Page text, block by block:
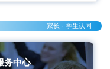
家长 · 学生认同
务中心